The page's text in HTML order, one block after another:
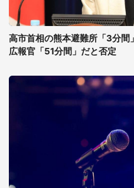
高市首相の熊本避難所「3分間
広報官「51分間」だと否定